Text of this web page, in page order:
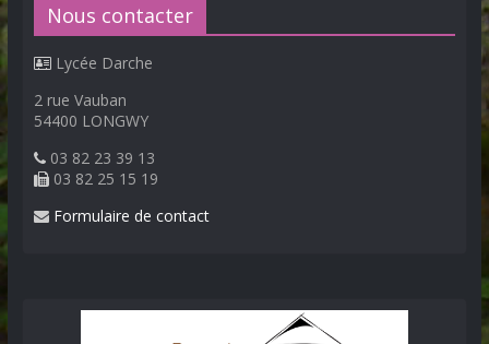
Nous contacter
Lycée Darche
2 rue Vauban
54400 LONGWY
03 82 23 39 13
03 82 25 15 19
Formulaire de contact